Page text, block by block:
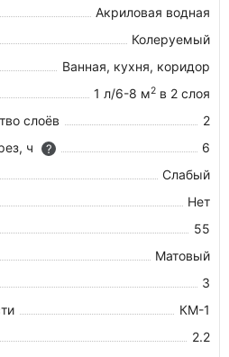
Акриловая водная
Колеруемый
Ванная, кухня, коридор
1 л/6-8 м2 в 2 слоя
слоёв
2
ч
?
6
Слабый
Нет
55
Матовый
3
КМ-1
2.2